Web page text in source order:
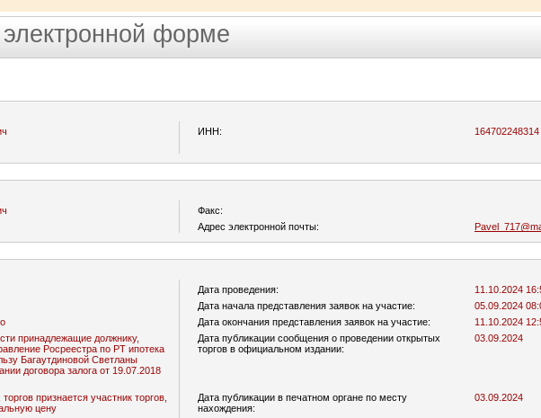
форме
ИНН:
164702248314
Факс:
Адрес электронной почты:
Дата проведения:
11.10.2024
Дата начала представления заявок на участие:
05.09.2024
Дата окончания представления заявок на участие:
11.10.2024
принадлежащие должнику,
Росреестра по РТ ипотека
договора залога от 19.07.2018
Дата публикации сообщения о проведении открытых
торгов в официальном издании:
03.09.2024
признается участник торгов,
цену
Дата публикации в печатном органе по месту
нахождения:
03.09.2024